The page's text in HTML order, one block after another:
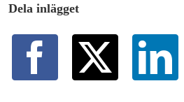
Dela inlägget